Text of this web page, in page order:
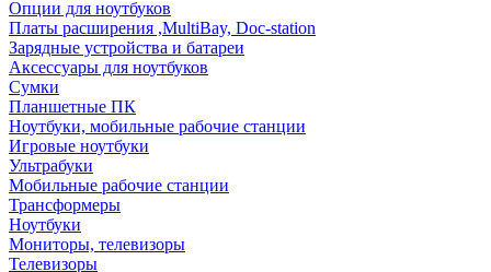
Опции для ноутбуков
Платы расширения ,MultiBay, Doc-station
Зарядные устройства и батареи
Аксессуары для ноутбуков
Сумки
Планшетные ПК
Ноутбуки, мобильные рабочие станции
Игровые ноутбуки
Ультрабуки
Мобильные рабочие станции
Трансформеры
Ноутбуки
Мониторы, телевизоры
Телевизоры